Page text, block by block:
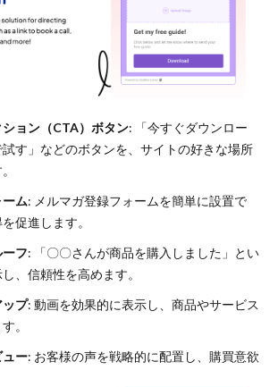
ョン（CTA）ボタン: 「今すぐダウンロー
試す」などのボタンを、サイトの好きな場所
ム: メルマガ登録フォームを簡単に設置で
促進します。
フ: 「〇〇さんが商品を購入しました」とい
、信頼性を高めます。
ップ: 動画を効果的に表示し、商品やサービス
。
ュー: お客様の声を戦略的に配置し、購買意欲